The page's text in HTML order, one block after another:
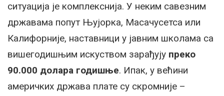
ситуација је комплекснија. У неким савезним
државама попут Њујорка, Масачусетса или
Калифорније, наставници у јавним школама са
вишегодишњим искуством зарађују преко
90.000 долара годишње. Ипак, у већини
америчких држава плате су скромније –